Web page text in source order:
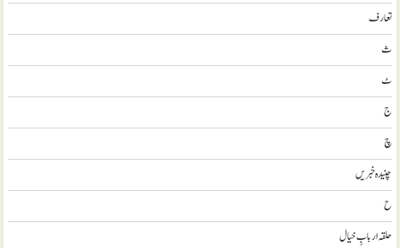
تعارف
ث
ٹ
ج
چ
چنیدہ خبریں
ح
حلقہ اربابِ خیال